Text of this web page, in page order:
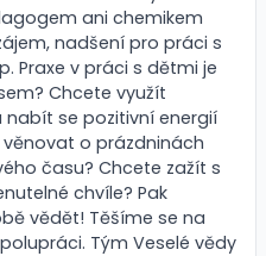
ani chemikem
nadšení pro práci s
Praxe v práci s dětmi je
Chcete využít
nabít se pozitivní energií
o prázdninách
času? Chcete zažít s
chvíle? Pak
vědět! Těšíme se na
Tým Veselé vědy